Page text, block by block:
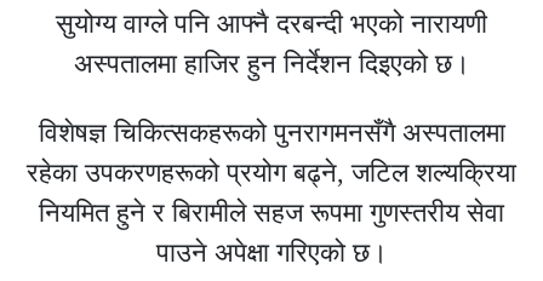
सुयोग्य वाग्ले पनि आफ्नै दरबन्दी भएको नारायणी
अस्पतालमा हाजिर हुन निर्देशन दिइएको छ।
विशेषज्ञ चिकित्सकहरूको पुनरागमनसँगै अस्पतालमा
रहेका उपकरणहरूको प्रयोग बढ्ने, जटिल शल्यक्रिया
नियमित हुने र बिरामीले सहज रूपमा गुणस्तरीय सेवा
पाउने अपेक्षा गरिएको छ।